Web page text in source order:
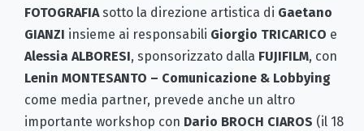
FOTOGRAFIAsotto la direzione artistica di Gaetano
GIANZI insieme ai responsabili Giorgio TRICARICO e
Alessia ALBORESI, sponsorizzato dalla FUJIFILM, con
Lenin MONTESANTO – Comunicazione & Lobbying
come media partner, prevede anche un altro
importante workshop con Dario BROCH CIAROS (il 18